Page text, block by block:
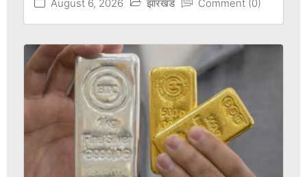
August 6, 2026 झारखंड Comment (0)